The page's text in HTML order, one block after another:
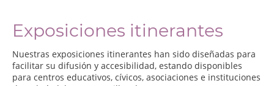
Exposiciones itinerantes
Nuestras exposiciones itinerantes han sido diseñadas para
facilitar su difusión y accesibilidad, estando disponibles
para centros educativos, cívicos, asociaciones e instituciones